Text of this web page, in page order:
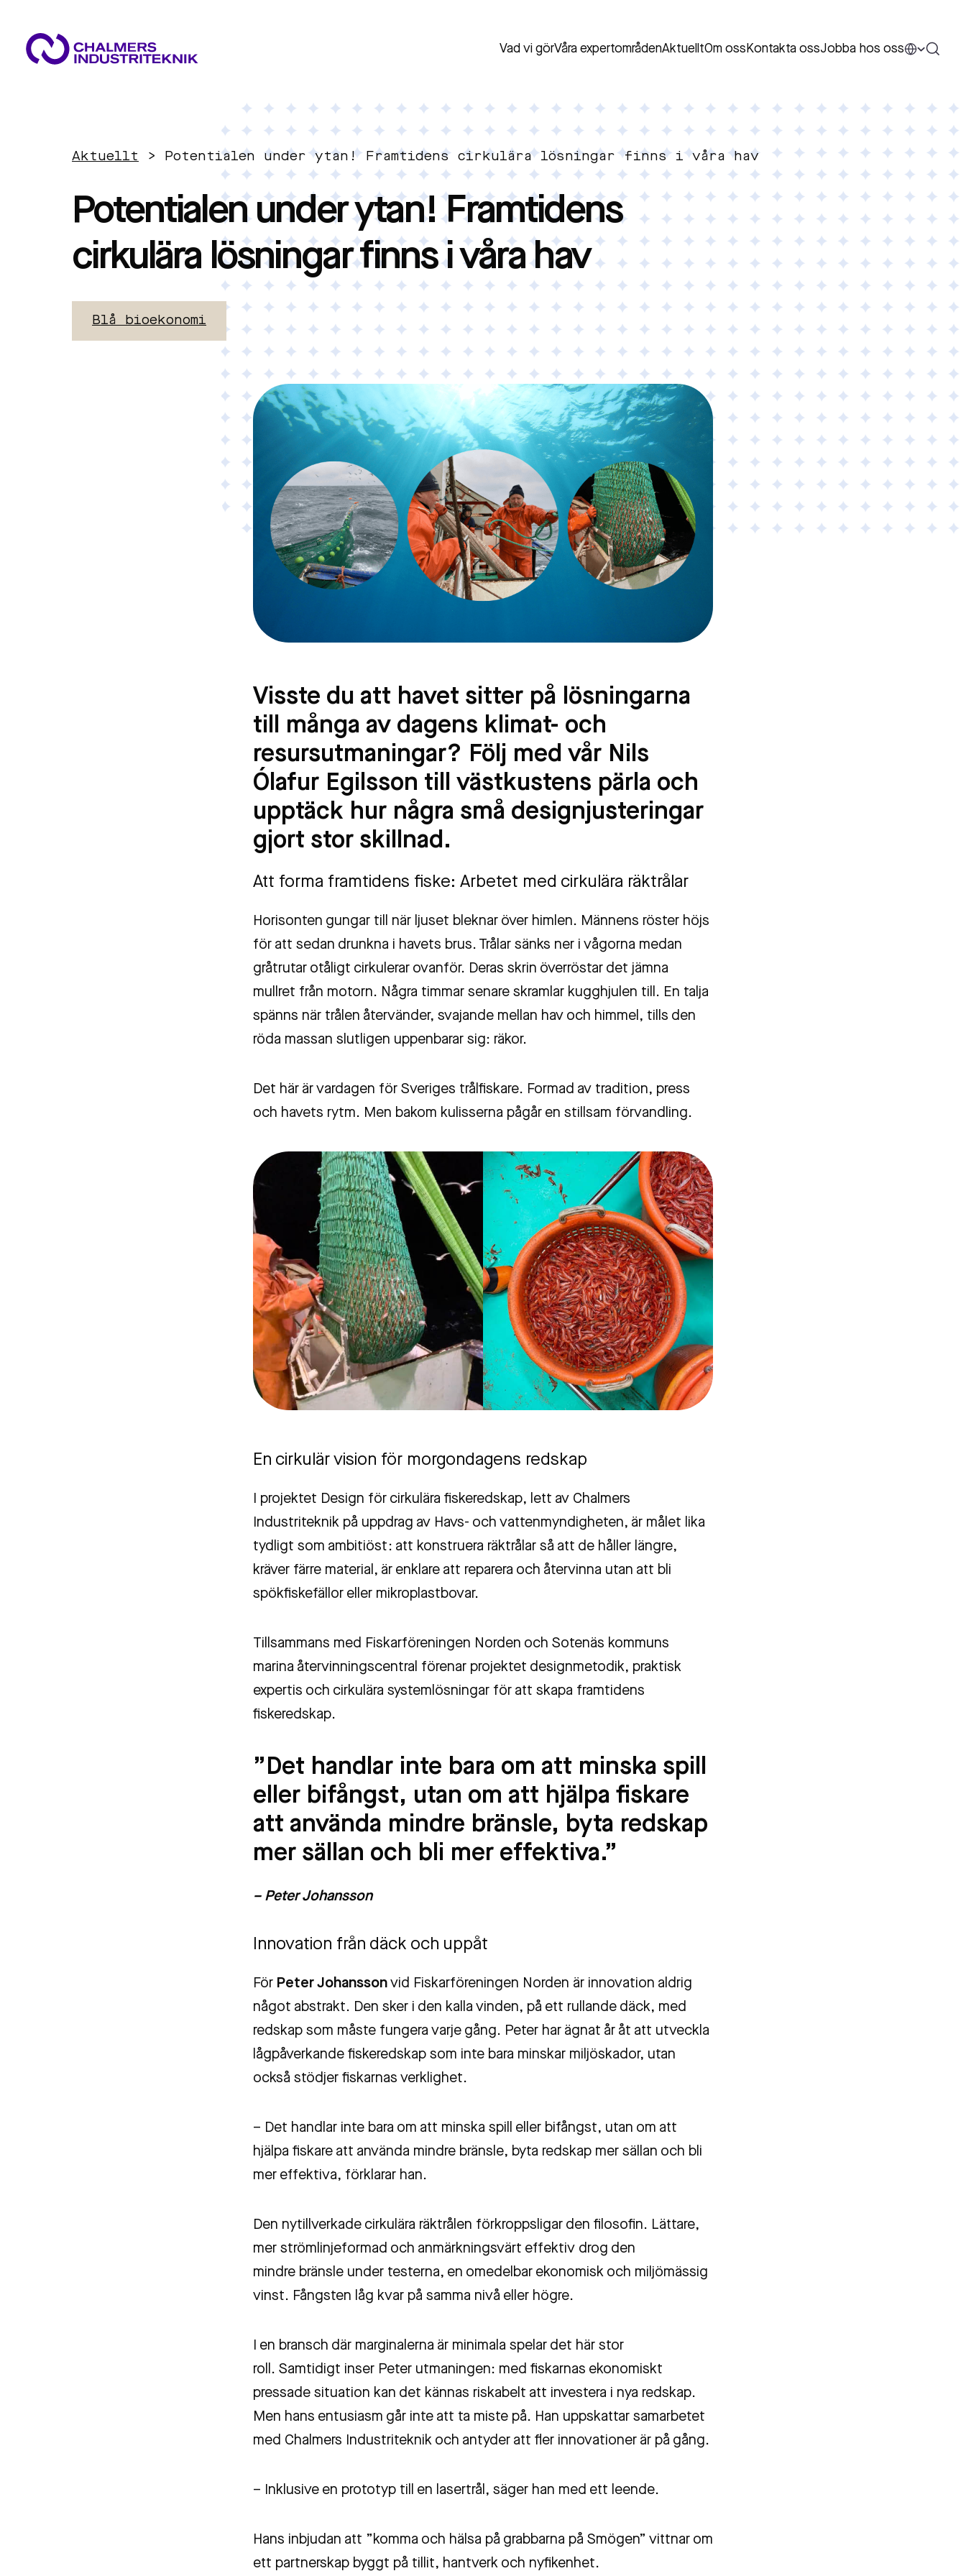
Vad vi görVåra expertområdenAktuelltOm oss Kontakta ossJobba hos oss
OM OSS
JOBBA HOS OSS
Aktuellt > Potentialen under ytan! Framtidens cirkulära lösningar finns i våra hav
Potentialen under ytan! Framtidens
cirkulära lösningar finns i våra hav
Blå bioekonomi
Visste du att havet sitter på lösningarna
till många av dagens klimat- och
resursutmaningar? Följ med vår Nils
Ólafur Egilsson till västkustens pärla och
upptäck hur några små designjusteringar
gjort stor skillnad.
Att forma framtidens fiske: Arbetet med cirkulära räktrålar
Horisonten gungar till när ljuset bleknar över himlen. Männens röster höjs
för att sedan drunkna i havets brus. Trålar sänks ner i vågorna medan
gråtrutar otåligt cirkulerar ovanför. Deras skrin överröstar det jämna
mullret från motorn. Några timmar senare skramlar kugghjulen till. En talja
spänns när trålen återvänder, svajande mellan hav och himmel, tills den
röda massan slutligen uppenbarar sig: räkor.
Det här är vardagen för Sveriges trålfiskare. Formad av tradition, press
och havets rytm. Men bakom kulisserna pågår en stillsam förvandling.
En cirkulär vision för morgondagens redskap
I projektet Design för cirkulära fiskeredskap, lett av Chalmers
Industriteknik på uppdrag av Havs- och vattenmyndigheten, är målet lika
tydligt som ambitiöst: att konstruera räktrålar så att de håller längre,
kräver färre material, är enklare att reparera och återvinna utan att bli
spökfiskefällor eller mikroplastbovar.
Tillsammans med Fiskarföreningen Norden och Sotenäs kommuns
marina återvinningscentral förenar projektet designmetodik, praktisk
expertis och cirkulära systemlösningar för att skapa framtidens
fiskeredskap.
”Det handlar inte bara om att minska spill
eller bifångst, utan om att hjälpa fiskare
att använda mindre bränsle, byta redskap
mer sällan och bli mer effektiva.”
– Peter Johansson
Innovation från däck och uppåt
För Peter Johansson vid Fiskarföreningen Norden är innovation aldrig
något abstrakt. Den sker i den kalla vinden, på ett rullande däck, med
redskap som måste fungera varje gång. Peter har ägnat år åt att utveckla
lågpåverkande fiskeredskap som inte bara minskar miljöskador, utan
också stödjer fiskarnas verklighet.
– Det handlar inte bara om att minska spill eller bifångst, utan om att
hjälpa fiskare att använda mindre bränsle, byta redskap mer sällan och bli
mer effektiva, förklarar han.
Den nytillverkade cirkulära räktrålen förkroppsligar den filosofin. Lättare,
mer strömlinjeformad och anmärkningsvärt effektiv drog den
mindre bränsle under testerna, en omedelbar ekonomisk och miljömässig
vinst. Fångsten låg kvar på samma nivå eller högre.
I en bransch där marginalerna är minimala spelar det här stor
roll. Samtidigt inser Peter utmaningen: med fiskarnas ekonomiskt
pressade situation kan det kännas riskabelt att investera i nya redskap.
Men hans entusiasm går inte att ta miste på. Han uppskattar samarbetet
med Chalmers Industriteknik och antyder att fler innovationer är på gång.
– Inklusive en prototyp till en lasertrål, säger han med ett leende.
Hans inbjudan att ”komma och hälsa på grabbarna på Smögen” vittnar om
ett partnerskap byggt på tillit, hantverk och nyfikenhet.